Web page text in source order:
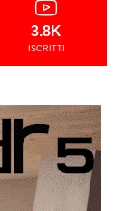
3.8K
ISCRITTI